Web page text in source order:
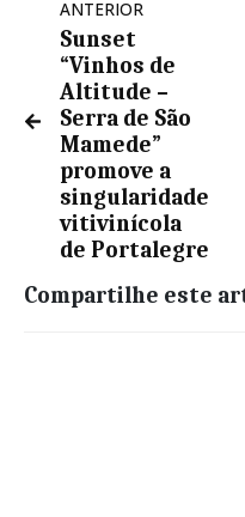
ANTERIOR
Sunset
“Vinhos de
Altitude –
Serra de São
Mamede”
promove a
singularidade
vitivinícola
de Portalegre
Compartilhe este